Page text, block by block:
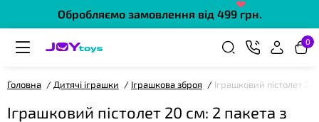
Обробляємо замовлення від 499 грн.
0
Головна Дитячі іграшки Іграшкова зброя Іграшковий пістолет
Іграшковий пістолет 20 см: 2 пакета з
❤